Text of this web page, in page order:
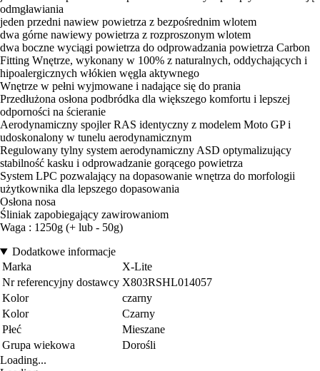
odmgławiania
jeden przedni nawiew powietrza z bezpośrednim wlotem
dwa górne nawiewy powietrza z rozproszonym wlotem
dwa boczne wyciągi powietrza do odprowadzania powietrza Carbon
Fitting Wnętrze, wykonany w 100% z naturalnych, oddychających i
hipoalergicznych włókien węgla aktywnego
Wnętrze w pełni wyjmowane i nadające się do prania
Przedłużona osłona podbródka dla większego komfortu i lepszej
odporności na ścieranie
Aerodynamiczny spojler RAS identyczny z modelem Moto GP i
udoskonalony w tunelu aerodynamicznym
Regulowany tylny system aerodynamiczny ASD optymalizujący
stabilność kasku i odprowadzanie gorącego powietrza
System LPC pozwalający na dopasowanie wnętrza do morfologii
użytkownika dla lepszego dopasowania
Osłona nosa
Śliniak zapobiegający zawirowaniom
Waga : 1250g (+ lub - 50g)
Dodatkowe informacje
Marka
X-Lite
Nr referencyjny dostawcy X803RSHL014057
Kolor
czarny
Kolor
Czarny
Płeć
Mieszane
Grupa wiekowa
Dorośli
Loading...